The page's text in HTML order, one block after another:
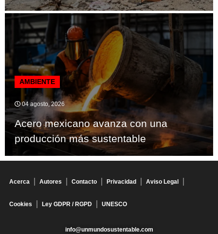
AMBIENTE
04 agosto, 2026
Acero mexicano avanza con una
producción más sustentable
Acerca Autores Contacto Privacidad Aviso Legal
Cookies Ley GDPR / RGPD UNESCO
info@unmundosustentable.com